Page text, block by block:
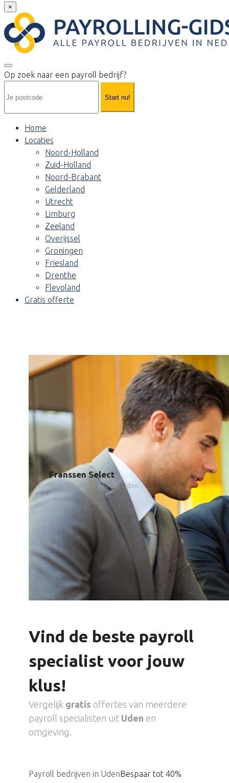
×
Op zoek naar een payroll bedrijf?
Start nu!
Home
Locaties
Noord-Holland
Zuid-Holland
Noord-Brabant
Gelderland
Utrecht
Limburg
Zeeland
Overijssel
Groningen
Friesland
Drenthe
Flevoland
Gratis offerte
Franssen Select
Speelweide 26, 5404KD Uden
Vind de beste payroll
specialist voor jouw
klus!
Vergelijk gratis offertes van meerdere
payroll specialisten uit Uden en
omgeving.
Payroll bedrijven in UdenBespaar tot 40%